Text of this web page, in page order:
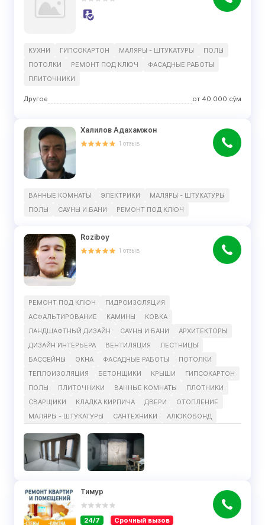
КУХНИ ГИПСОКАРТОН МАЛЯРЫ - ШТУКАТУРЫ
ПОЛЫ
ПОТОЛКИ
РЕМОНТ ПОД КЛЮЧ
ФАСАДНЫЕ РАБОТЫ
ПЛИТОЧНИКИ
Другое от 40 000 сўм
Халилов Адахамжон
1 отзыв
ВАННЫЕ КОМНАТЫ ЭЛЕКТРИКИ
МАЛЯРЫ - ШТУКАТУРЫ
ПОЛЫ
САУНЫ И БАНИ РЕМОНТ ПОД КЛЮЧ
Roziboy
1 отзыв
РЕМОНТ ПОД КЛЮЧ
ГИДРОИЗОЛЯЦИЯ
АСФАЛЬТИРОВАНИЕ
КАМИНЫ
КОВКА
ЛАНДШАФТНЫЙ ДИЗАЙН
САУНЫ И БАНИ
АРХИТЕКТОРЫ
ДИЗАЙН ИНТЕРЬЕРА
ВЕНТИЛЯЦИЯ
ЛЕСТНИЦЫ
БАССЕЙНЫ
ОКНА ФАСАДНЫЕ РАБОТЫ
ПОТОЛКИ
ТЕПЛОИЗОЛЯЦИЯ
БЕТОНЩИКИ КРЫШИ
ГИПСОКАРТОН
ПОЛЫ
ПЛИТОЧНИКИ ВАННЫЕ КОМНАТЫ
ПЛОТНИКИ
СВАРЩИКИ
КЛАДКА КИРПИЧА ДВЕРИ
ОТОПЛЕНИЕ
МАЛЯРЫ - ШТУКАТУРЫ
САНТЕХНИКИ АЛЮКОБОНД
Тимур
24/7 Срочный вызов